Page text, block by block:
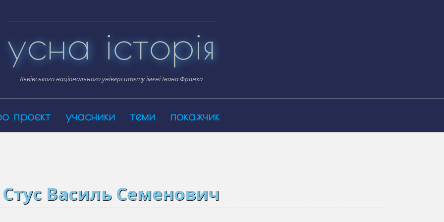
усна історія
Львівського національного університету імені Івана Франка
проєкт учасники теми покажчик
Стус Василь Семенович